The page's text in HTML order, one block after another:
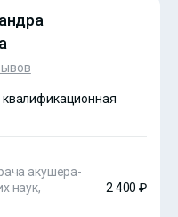
акушера-
наук,
2 400 ₽